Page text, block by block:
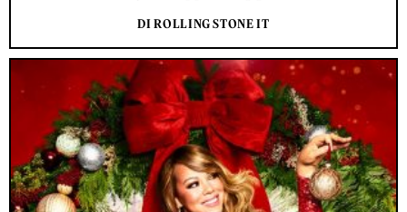
DI ROLLING STONE IT